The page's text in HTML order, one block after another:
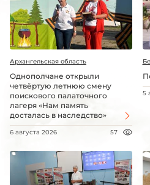
Архангельская область
Однополчане открыли
четвёртую летнюю смену
поискового палаточного
лагеря «Нам память
досталась в наследство»
6 августа 2026 57
5